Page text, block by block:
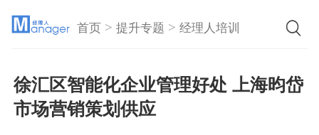
首页 >提升专题 >经理人培训
徐汇区智能化企业管理好处 上海昀岱
市场营销策划供应